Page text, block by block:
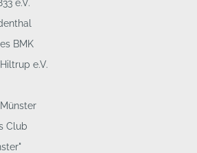
e.V.
BMK
e.V.
Club